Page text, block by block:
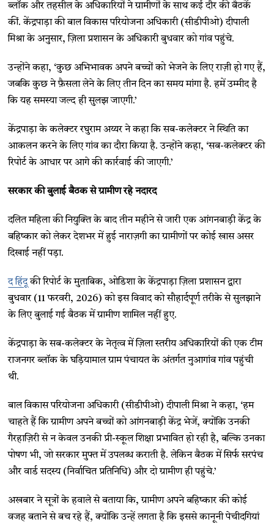
ब्लॉक और तहसील के अधिकारियों ने ग्रामीणों के साथ कई दौर की बैठकें
कीं. केंद्रपाड़ा की बाल विकास परियोजना अधिकारी (सीडीपीओ) दीपाली
मिश्रा के अनुसार, ज़िला प्रशासन के अधिकारी बुधवार को गांव पहुंचे.
उन्होंने कहा, ‘कुछ अभिभावक अपने बच्चों को भेजने के लिए राज़ी हो गए हैं,
जबकि कुछ ने फ़ैसला लेने के लिए तीन दिन का समय मांगा है. हमें उम्मीद है
कि यह समस्या जल्द ही सुलझ जाएगी.’
केंद्रपाड़ा के कलेक्टर रघुराम अय्यर ने कहा कि सब-कलेक्टर ने स्थिति का
आकलन करने के लिए गांव का दौरा किया है. उन्होंने कहा, ‘सब-कलेक्टर की
रिपोर्ट के आधार पर आगे की कार्रवाई की जाएगी.’
सरकार की बुलाई बैठक से ग्रामीण रहे नदारद
दलित महिला की नियुक्ति के बाद तीन महीने से जारी एक आंगनबाड़ी केंद्र के
बहिष्कार को लेकर देशभर में हुई नाराज़गी का ग्रामीणों पर कोई खास असर
दिखाई नहीं पड़ा.
द हिंदूकी रिपोर्ट के मुताबिक, ओडिशा के केंद्रपाड़ा ज़िला प्रशासन द्वारा
बुधवार (11 फरवरी, 2026) को इस विवाद को सौहार्दपूर्ण तरीके से सुलझाने
के लिए बुलाई गई बैठक में ग्रामीण शामिल नहीं हुए.
केंद्रपाड़ा के सब-कलेक्टर के नेतृत्व में ज़िला स्तरीय अधिकारियों की एक टीम
राजनगर ब्लॉक के घड़ियामाल ग्राम पंचायत के अंतर्गत नुआगांव गांव पहुंची
थी.
बाल विकास परियोजना अधिकारी (सीडीपीओ) दीपाली मिश्रा ने कहा, ‘हम
चाहते हैं कि ग्रामीण अपने बच्चों को आंगनबाड़ी केंद्र भेजें, क्योंकि उनकी
गैरहाज़िरी से न केवल उनकी प्री-स्कूल शिक्षा प्रभावित हो रही है, बल्कि उनका
पोषण भी, जो सरकार मुफ्त में उपलब्ध कराती है. लेकिन बैठक में सिर्फ सरपंच
और वार्ड सदस्य (निर्वाचित प्रतिनिधि) और दो ग्रामीण ही पहुंचे.’
अखबार ने सूत्रों के हवाले से बताया कि, ग्रामीण अपने बहिष्कार की कोई
वजह बताने से बच रहे हैं, क्योंकि उन्हें लगता है कि इससे कानूनी पेचीदगियां